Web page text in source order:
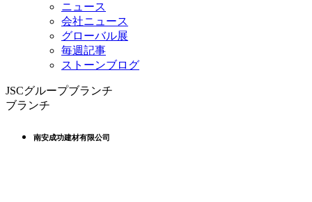
ニュース
会社ニュース
グローバル展
毎週記事
ストーンブログ
JSCグループブランチ
ブランチ
南安成功建材有限公司